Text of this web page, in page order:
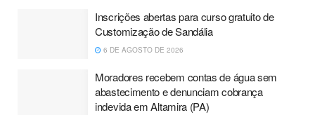
Inscrições abertas para curso gratuito de
Customização de Sandália
6 DE AGOSTO DE 2026
Moradores recebem contas de água sem
abastecimento e denunciam cobrança
indevida em Altamira (PA)